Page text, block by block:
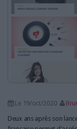
L'AGENDA
L'ANNUAIRE DES
LES LIVRES BLANCS
LES SUPPLÉMENTS
NOS OFFRES
Le 19/oct/2020
Deux ans après son